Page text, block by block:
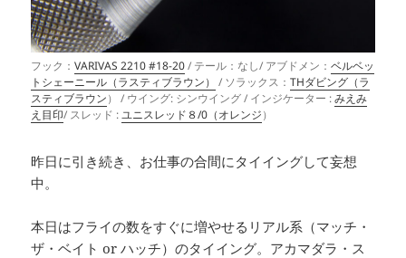
フック：VARIVAS 2210 #18-20/ テール：なし/ アブドメン：ベルベッ
トシェーニール（ラスティブラウン） / ソラックス：THダビング（ラ
スティブラウン） / ウイング: シンウイング / インジケーター :みえみ
え目印/ スレッド :ユニスレッド８/0（オレンジ）
昨日に引き続き、お仕事の合間にタイイングして妄想
中。
本日はフライの数をすぐに増やせるリアル系（マッチ・
ザ・ベイト or ハッチ）のタイイング。アカマダラ・ス